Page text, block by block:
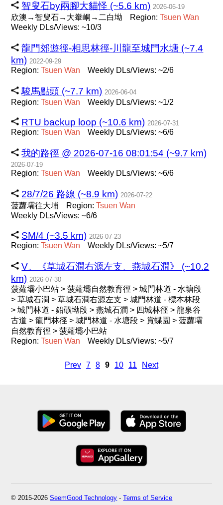
智叟石by兩腳大貓怪 (~5.6 km) 2026-06-19
欣澳→智叟石→大輋峒→二白坳 Region:Tsuen Wan
Weekly DLs/Views: ~10/3
龍門郊遊徑-相思林徑-川龍至城門水塘 (~7.4
km) 2022-09-29
Region:Tsuen Wan Weekly DLs/Views: ~2/6
駿馬點頭 (~7.7 km) 2026-06-04
Region:Tsuen Wan Weekly DLs/Views: ~1/2
RTU backup loop (~10.6 km) 2026-07-31
Region:Tsuen Wan Weekly DLs/Views: ~6/6
我的路徑 @ 2026-07-16 08:01:54 (~9.7 km)
2026-07-19
Region:Tsuen Wan Weekly DLs/Views: ~6/6
28/7/26 路線 (~8.9 km) 2026-07-22
菠蘿壩往大埔 Region:Tsuen Wan
Weekly DLs/Views: ~6/6
SM/4 (~3.5 km) 2026-07-23
Region:Tsuen Wan Weekly DLs/Views: ~5/7
V。《草城石澗右源左支、燕城石澗》 (~10.2
km) 2026-07-30
菠蘿壩小巴站 > 菠蘿壩自然教育徑 > 城門林道 - 水塘段
> 草城石澗 > 草城石澗右源左支 > 城門林道 - 標本林段
> 城門林道 - 鉛礦坳段 > 燕城石澗 > 四城林徑 > 龍泉谷
古道 > 龍門林徑 > 城門林道 - 水塘段 > 賞蝶園 > 菠蘿壩
自然教育徑 > 菠蘿壩小巴站
Region:Tsuen Wan Weekly DLs/Views: ~5/7
Prev 7 8 9 10 11 Next
© 2015-2026SeemGood Technology -Terms of Service